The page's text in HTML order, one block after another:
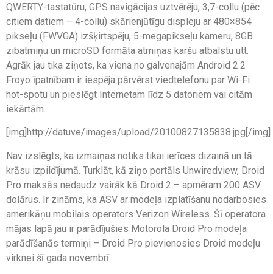
QWERTY-tastatūru, GPS navigācijas uztvērēju, 3,7-collu (pēc
citiem datiem – 4-collu) skārienjūtīgu displeju ar 480×854
pikseļu (FWVGA) izšķirtspēju, 5-megapikseļu kameru, 8GB
zibatmiņu un microSD formāta atmiņas karšu atbalstu utt.
Agrāk jau tika ziņots, ka viena no galvenajām Android 2.2
Froyo īpatnībam ir iespēja pārvērst viedtelefonu par Wi-Fi
hot-spotu un pieslēgt Internetam līdz 5 datoriem vai citām
iekārtām.
[img]http://datuve/images/upload/20100827135838.jpg[/img]
Nav izslēgts, ka izmaiņas notiks tikai ierīces dizainā un tā
krāsu izpildījumā. Turklāt, kā ziņo portāls Unwiredview, Droid
Pro maksās nedaudz vairāk kā Droid 2 – apmēram 200 ASV
dolārus. Ir zināms, ka ASV ar modeļa izplatīšanu nodarbosies
amerikāņu mobilais operators Verizon Wireless. Šī operatora
mājas lapā jau ir parādījušies Motorola Droid Pro modeļa
parādīšanās termiņi – Droid Pro pievienosies Droid modeļu
virknei šī gada novembrī.